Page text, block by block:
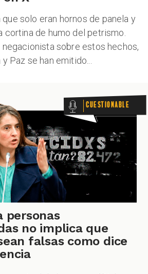
que solo eran hornos de panela y
cortina de humo del petrismo.
negacionista sobre estos hechos,
Paz se han emitido...
Cuestionable
personas
no implica que
falsas como dice